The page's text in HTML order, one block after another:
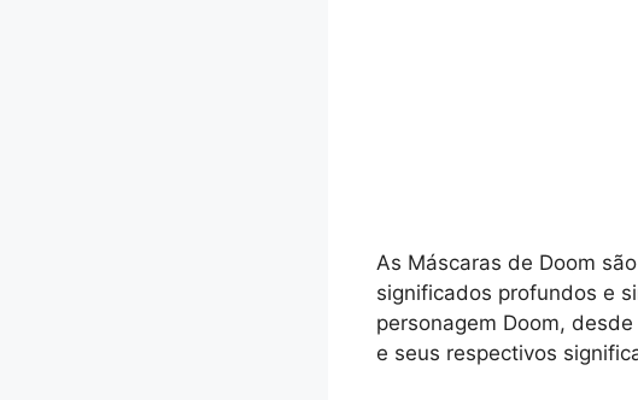
As Máscaras de Doom
significados profundos e
personagem Doom,
e seus respectivos